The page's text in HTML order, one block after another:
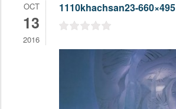
OCT
13
2016
1110khachsan23-660×495